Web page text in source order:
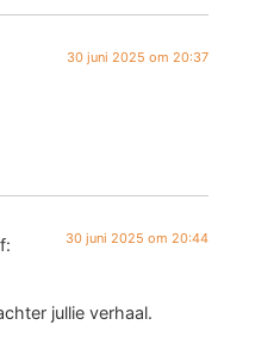
30 juni 2025 om 20:37
30 juni 2025 om 20:44
jullie verhaal.